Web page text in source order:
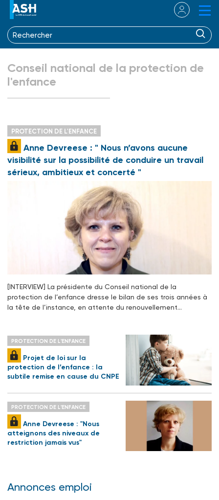
Conseil national de la protection de
l'enfance
PROTECTION DE L'ENFANCE
Anne Devreese : " Nous n’avons aucune
visibilité sur la possibilité de conduire un travail
sérieux, ambitieux et concerté "
[INTERVIEW] La présidente du Conseil national de la
protection de l’enfance dresse le bilan de ses trois années à
la tête de l’instance, en attente du renouvellement…
PROTECTION DE L'ENFANCE
Projet de loi sur la
protection de l’enfance : la
subtile remise en cause du CNPE
PROTECTION DE L'ENFANCE
Anne Devreese : "Nous
atteignons des niveaux de
restriction jamais vus"
Annonces emploi